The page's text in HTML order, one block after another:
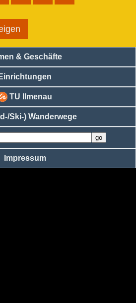
& Geschäfte
Einrichtungen
TU Ilmenau
Ski-) Wanderwege
Impressum